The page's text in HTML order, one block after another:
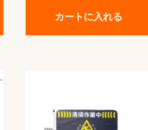
カートに入れる